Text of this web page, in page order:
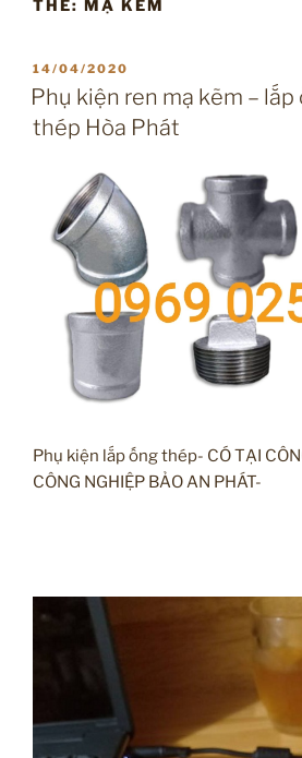
THẺ: MẠ KẼM
ĐĂNG
TRONG
14/04/2020
Phụ kiện ren mạ kẽm –
thép Hòa Phát
Phụ kiện lắp ống thép- CÓ TẠI
CÔNG NGHIỆP BẢO AN PHÁT-